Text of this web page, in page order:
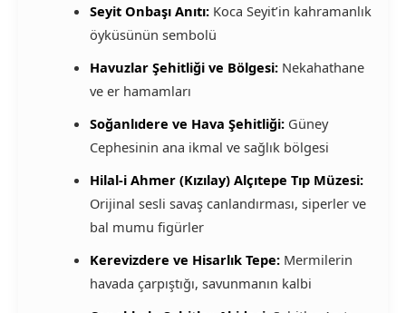
Seyit Onbaşı Anıtı:Koca Seyit’in kahramanlık
öyküsünün sembolü
Havuzlar Şehitliği ve Bölgesi:Nekahathane
ve er hamamları
Soğanlıdere ve Hava Şehitliği:Güney
Cephesinin ana ikmal ve sağlık bölgesi
Hilal-i Ahmer (Kızılay) Alçıtepe Tıp Müzesi:
Orijinal sesli savaş canlandırması, siperler ve
bal mumu figürler
Kerevizdere ve Hisarlık Tepe:Mermilerin
havada çarpıştığı, savunmanın kalbi